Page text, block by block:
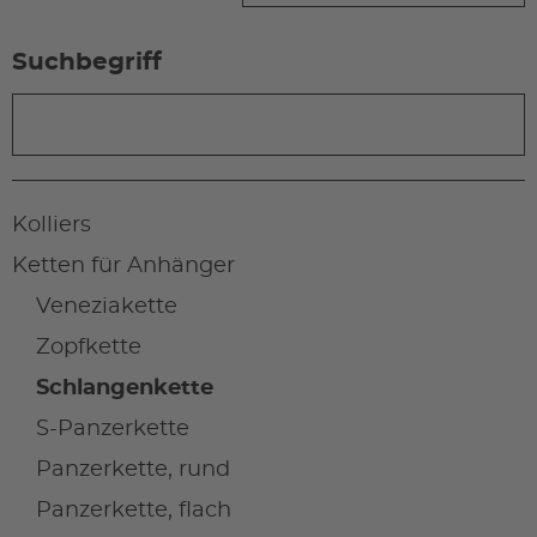
Suchbegriff
Kolliers
Ketten für Anhänger
Veneziakette
Zopfkette
Schlangenkette
S-Panzerkette
Panzerkette, rund
Panzerkette, flach